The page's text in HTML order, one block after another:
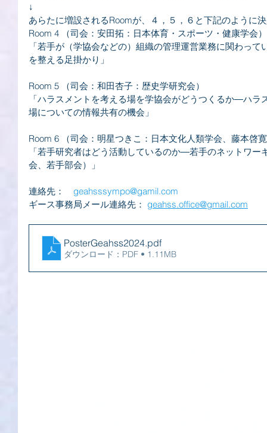
↓
あらたに増設されるRoomが、４，５，６と下記のように
Room 4 （司会：安田拓：日本体育・スポーツ・健康学会）
「若手が（学協会などの）組織の管理運営業務に関わっ
を整える足掛かり」
Room 5 （司会：和田杏子：歴史学研究会）
「ハラスメントを考える場を学協会がどうつくるか―ハラ
場についての情報共有の機会」
Room 6 （司会：明星つきこ：日本文化人類学会、藤本啓
「若手研究者はどう活動しているのか―若手のネットワー
会、若手部会）」
連絡先： geahsssympo@gamil.com
ギース事務局メール連絡先： geahss.office@gmail.com
PosterGeahss2024.pdf
ダウンロード：PDF • 1.11MB